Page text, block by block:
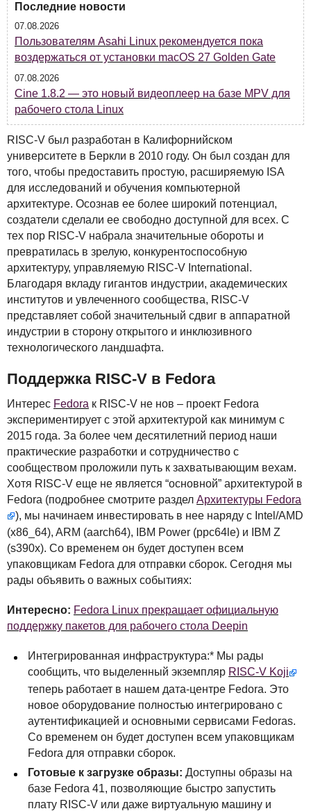
Последние новости
07.08.2026
Пользователям Asahi Linux рекомендуется пока
воздержаться от установки macOS 27 Golden Gate
07.08.2026
Cine 1.8.2 — это новый видеоплеер на базе MPV для
рабочего стола Linux
RISC-V был разработан в Калифорнийском
университете в Беркли в 2010 году. Он был создан для
того, чтобы предоставить простую, расширяемую ISA
для исследований и обучения компьютерной
архитектуре. Осознав ее более широкий потенциал,
создатели сделали ее свободно доступной для всех. С
тех пор RISC-V набрала значительные обороты и
превратилась в зрелую, конкурентоспособную
архитектуру, управляемую RISC-V International.
Благодаря вкладу гигантов индустрии, академических
институтов и увлеченного сообщества, RISC-V
представляет собой значительный сдвиг в аппаратной
индустрии в сторону открытого и инклюзивного
технологического ландшафта.
Поддержка RISC-V в Fedora
Интерес Fedora к RISC-V не нов – проект Fedora
экспериментирует с этой архитектурой как минимум с
2015 года. За более чем десятилетний период наши
практические разработки и сотрудничество с
сообществом проложили путь к захватывающим вехам.
Хотя RISC-V еще не является “основной” архитектурой в
Fedora (подробнее смотрите раздел Архитектуры Fedora
), мы начинаем инвестировать в нее наряду с Intel/AMD
(x86_64), ARM (aarch64), IBM Power (ppc64le) и IBM Z
(s390x). Со временем он будет доступен всем
упаковщикам Fedora для отправки сборок. Сегодня мы
рады объявить о важных событиях:
Интересно: Fedora Linux прекращает официальную
поддержку пакетов для рабочего стола Deepin
Интегрированная инфраструктура:* Мы рады
сообщить, что выделенный экземпляр RISC-V Koji
теперь работает в нашем дата-центре Fedora. Это
новое оборудование полностью интегрировано с
аутентификацией и основными сервисами Fedoras.
Со временем он будет доступен всем упаковщикам
Fedora для отправки сборок.
Готовые к загрузке образы: Доступны образы на
базе Fedora 41, позволяющие быстро запустить
плату RISC-V или даже виртуальную машину и